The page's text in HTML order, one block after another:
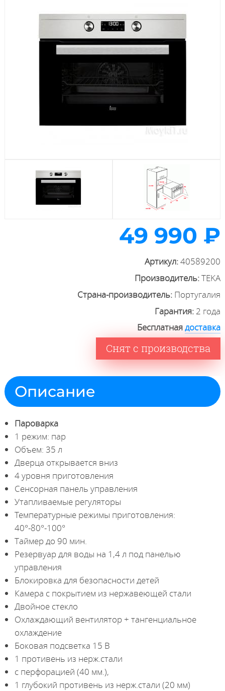
Стиральные машины
Холодильники
49 990 ₽
Артикул:40589200
Производитель:TEKA
Страна-производитель: Португалия
Гарантия: 2 года
Бесплатнаядоставка
Снят с производства
Описание
Пароварка
1 режим: пар
Объем: 35 л
Дверца открывается вниз
4 уровня приготовления
Сенсорная панель управления
Утапливаемые регуляторы
Температурные режимы приготовления:
40°-80°-100°
Таймер до 90 мин.
Резервуар для воды на 1,4 л под панелью
управления
Блокировка для безопасности детей
Камера с покрытием из нержавеющей стали
Двойное стекло
Охлаждающий вентилятор + тангенциальное
охлаждение
Боковая подсветка 15 В
1 противень из нерж.стали
с перфорацией (40 мм.),
1 глубокий противень из нерж.стали (20 мм)